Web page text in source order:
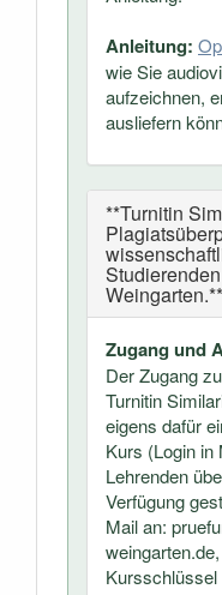
Anleitung:
wie Sie
aufzeichnen,
ausliefern
**Turnitin
Weingarten.**
Zugang und
Der Zugang
Turnitin
eigens dafür
Kurs (Login in
Lehrenden
Verfügung
Mail an:
Kursschlüssel